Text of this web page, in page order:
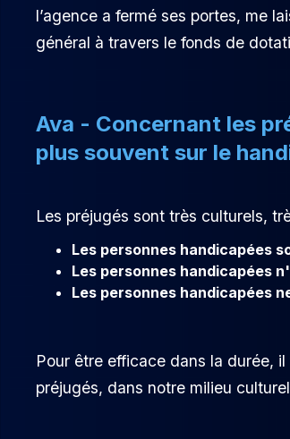
l’agence a fermé ses portes, me
général à travers le fonds de
Ava - Concernant les
plus souvent sur le
Les préjugés sont très culturels,
Les personnes handicapées
Les personnes handicapées
Les personnes handicapées
Pour être efficace dans la durée,
préjugés, dans notre milieu